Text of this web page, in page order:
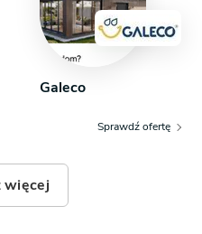
Galeco
Sprawdź ofertę
więcej